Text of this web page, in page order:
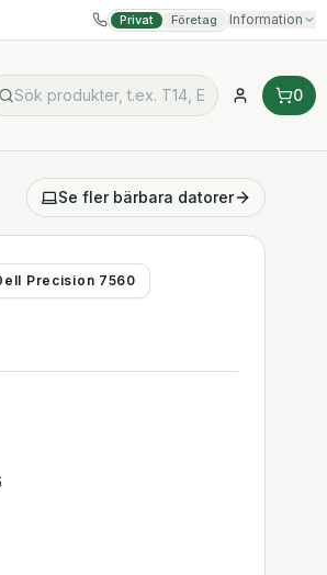
Privat Företag Information
0
Se fler bärbara datorer
Precision 7560